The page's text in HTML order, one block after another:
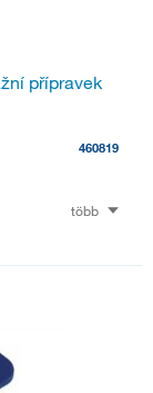
přípravek
460819
több